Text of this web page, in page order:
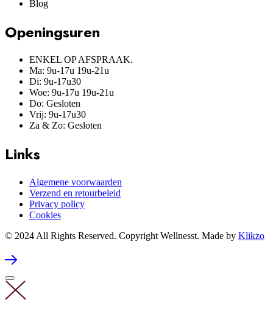
Blog
Openingsuren
ENKEL OP AFSPRAAK.
Ma: 9u-17u 19u-21u
Di: 9u-17u30
Woe: 9u-17u 19u-21u
Do: Gesloten
Vrij: 9u-17u30
Za & Zo: Gesloten
Links
Algemene voorwaarden
Verzend en retourbeleid
Privacy policy
Cookies
© 2024 All Rights Reserved. Copyright Wellnesst. Made by Klikzo